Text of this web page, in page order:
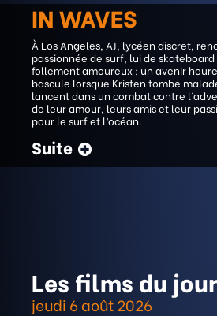
IN WAVES
À Los Angeles, AJ, lycéen discret,
passionnée de surf, lui de
follement amoureux ; un avenir
bascule lorsque Kristen tombe
lancent dans un combat contre
de leur amour, leurs amis et leur
pour le surf et l’océan.
Suite
Les films du jour
jeudi 6 août 2026